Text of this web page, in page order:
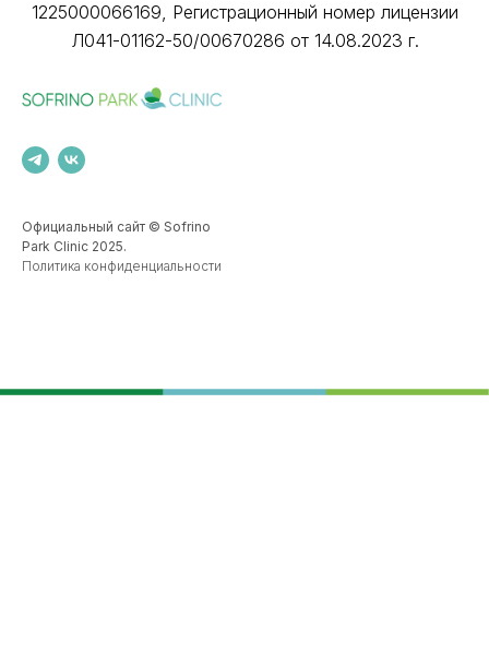
1225000066169, Регистрационный номер лицензии
Л041-01162-50/00670286 от 14.08.2023 г.
Официальный сайт © Sofrino
Park Clinic 2025.
Политика конфиденциальности